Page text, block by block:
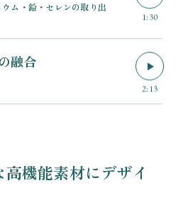
ム・鉛・セレンの取り出
1:30
融合
2:13
機能素材にデザイ